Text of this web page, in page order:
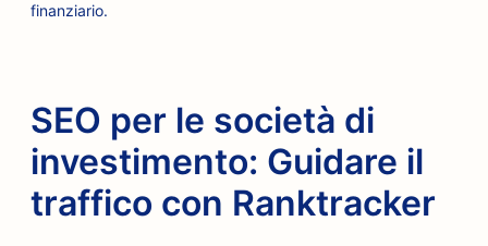
finanziario.
SEO per le società di
investimento: Guidare il
traffico con Ranktracker